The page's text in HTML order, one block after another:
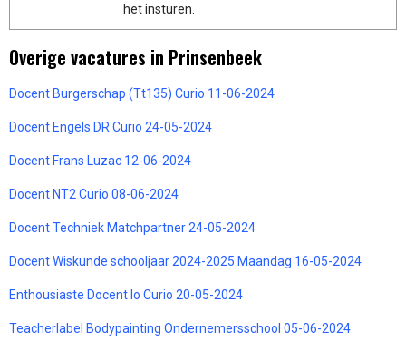
het insturen.
Overige vacatures in Prinsenbeek
Docent Burgerschap (Tt135) Curio 11-06-2024
Docent Engels DR Curio 24-05-2024
Docent Frans Luzac 12-06-2024
Docent NT2 Curio 08-06-2024
Docent Techniek Matchpartner 24-05-2024
Docent Wiskunde schooljaar 2024-2025 Maandag 16-05-2024
Enthousiaste Docent lo Curio 20-05-2024
Teacherlabel Bodypainting Ondernemersschool 05-06-2024